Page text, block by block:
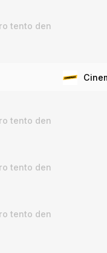
tento den
tento den
tento den
tento den